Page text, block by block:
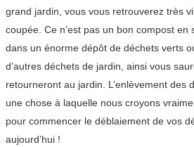
grand jardin, vous vous retrouverez très
coupée. Ce n’est pas un bon compost
dans un énorme dépôt de déchets verts
d’autres déchets de jardin, ainsi vous
retourneront au jardin. L’enlèvement des
une chose à laquelle nous croyons
pour commencer le déblaiement de vos
aujourd’hui !